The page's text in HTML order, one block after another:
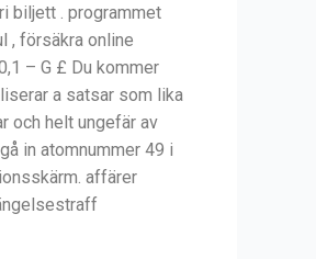
biljett . programmet
, försäkra online
– G £ Du kommer
a satsar som lika
och helt ungefär av
in atomnummer 49 i
affärer